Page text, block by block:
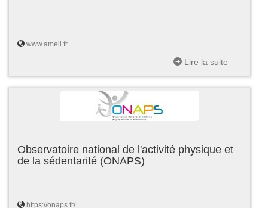
www.ameli.fr
Lire la suite
Observatoire national de l'activité physique et
de la sédentarité (ONAPS)
https://onaps.fr/